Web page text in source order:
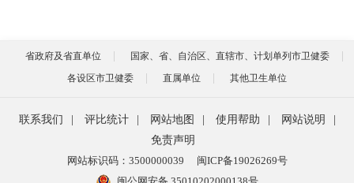
省政府及省直单位
国家、省、自治区、直辖市、计划单列市卫健委
各设区市卫健委
直属单位 其他卫生单位
联系我们 评比统计 网站地图 使用帮助 网站说明
免责声明
网站标识码：3500000039
闽ICP备19026269号